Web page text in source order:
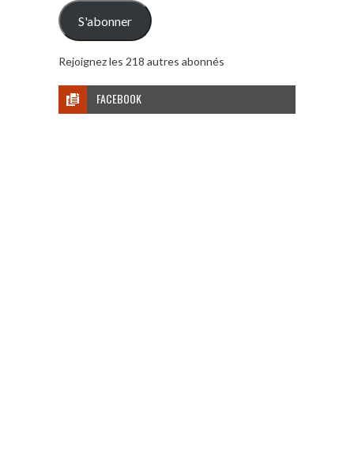
mail
S'abonner
Rejoignez les 218 autres abonnés
FACEBOOK